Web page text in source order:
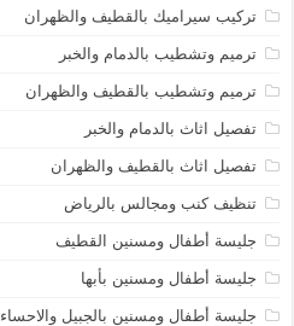
تركيب سيراميك بالقطيف والظهران
ترميم وتشطيب بالدمام والخبر
ترميم وتشطيب بالقطيف والظهران
تفصيل اثاث بالدمام والخبر
تفصيل اثاث بالقطيف والظهران
تنظيف كنب ومجالس بالرياض
جليسة أطفال ومسنين القطيف
جليسة أطفال ومسنين بأبها
جليسة أطفال ومسنين بالجبيل والاحساء